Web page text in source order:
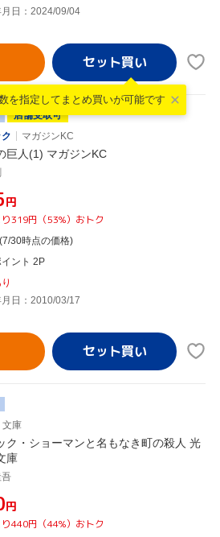
日：2024/09/04
を指定して まとめ買いが可能です
店舗受取可
マガジンKC
巨人(1) マガジンKC
円
319円（53%）おトク
30時点の価格)
ント 2P
日：2010/03/17
文庫
ク・ショーマンと名もなき町の殺人 光
庫
円
440円（44%）おトク